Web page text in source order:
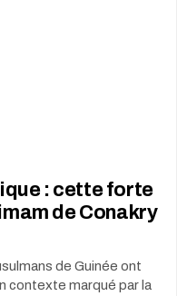
: cette forte
de Conakry
de Guinée ont
contexte marqué par la